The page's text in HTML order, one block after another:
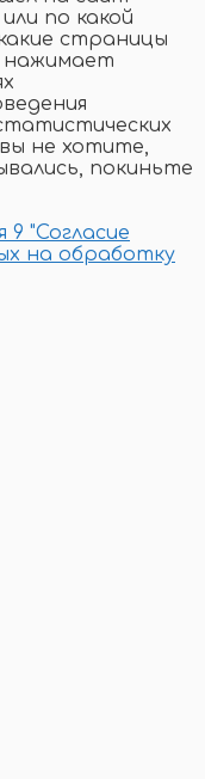
по какой
страницы
нажимает
не хотите,
покиньте
"Согласие
на обработку